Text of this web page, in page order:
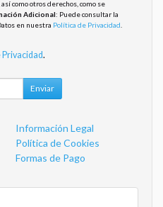
como otros derechos, como se
Adicional: Puede consultar la
en nuestra Política de Privacidad
Privacidad.
Enviar
Información Legal
Política de Cookies
Formas de Pago